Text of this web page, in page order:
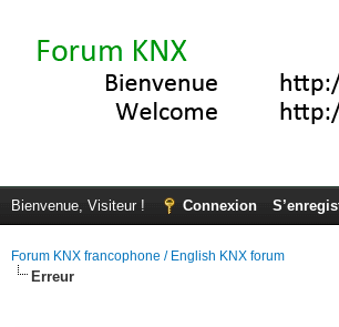
Bienvenue, Visiteur ! Connexion
Forum KNX francophone / English KNX forum
Erreur